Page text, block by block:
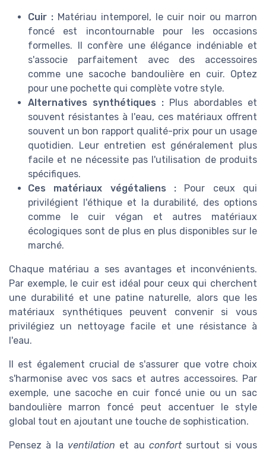
Cuir :Matériau intemporel, le cuir noir ou marron
foncé est incontournable pour les occasions
formelles. Il confère une élégance indéniable et
s'associe parfaitement avec des accessoires
comme une sacoche bandoulière en cuir. Optez
pour une pochette qui complète votre style.
Alternatives synthétiques : Plus abordables et
souvent résistantes à l'eau, ces matériaux offrent
souvent un bon rapport qualité-prix pour un usage
quotidien. Leur entretien est généralement plus
facile et ne nécessite pas l'utilisation de produits
spécifiques.
Ces matériaux végétaliens : Pour ceux qui
privilégient l'éthique et la durabilité, des options
comme le cuir végan et autres matériaux
écologiques sont de plus en plus disponibles sur le
marché.
Chaque matériau a ses avantages et inconvénients.
Par exemple, le cuir est idéal pour ceux qui cherchent
une durabilité et une patine naturelle, alors que les
matériaux synthétiques peuvent convenir si vous
privilégiez un nettoyage facile et une résistance à
l'eau.
Il est également crucial de s'assurer que votre choix
s'harmonise avec vos sacs et autres accessoires. Par
exemple, une sacoche en cuir foncé unie ou un sac
bandoulière marron foncé peut accentuer le style
global tout en ajoutant une touche de sophistication.
Pensez à la ventilation et au confortsurtout si vous